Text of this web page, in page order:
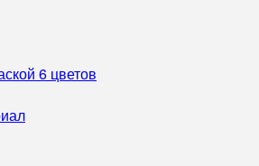
6 цветов